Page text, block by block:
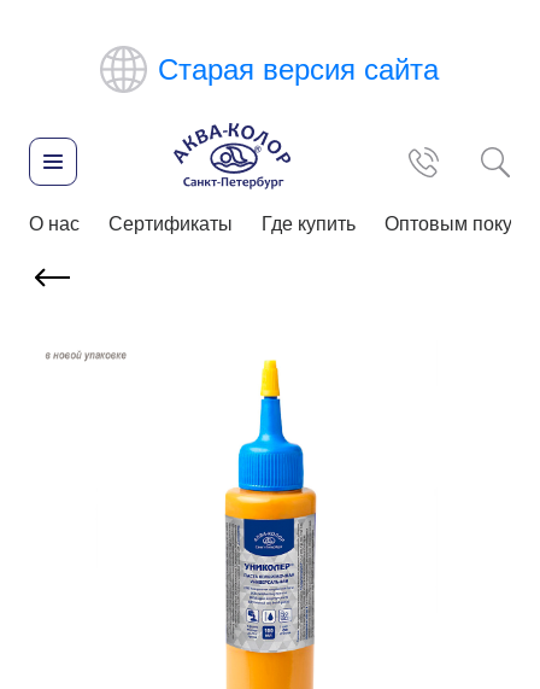
Старая версия сайта
О нас Сертификаты Где купить Оптовым